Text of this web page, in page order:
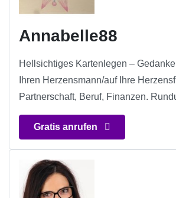
Annabelle88
Hellsichtiges Kartenlegen –
Ihren Herzensmann/auf Ihre
Partnerschaft, Beruf, Finanzen.
Gratis anrufen